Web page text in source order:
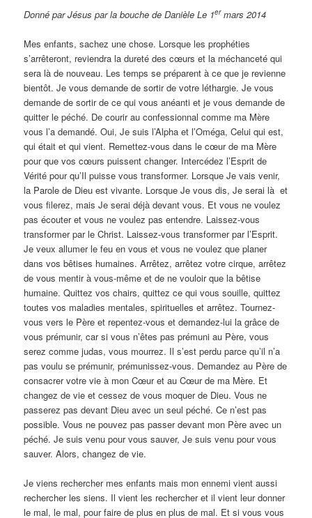
Donné par Jésus par la bouche de Danièle Le 1ermars 2014
Mes enfants, sachez une chose. Lorsque les prophéties
s’arrêteront, reviendra la dureté des cœurs et la méchanceté qui
sera là de nouveau. Les temps se préparent à ce que je revienne
bientôt. Je vous demande de sortir de votre léthargie. Je vous
demande de sortir de ce qui vous anéanti et je vous demande de
quitter le péché. De courir au confessionnal comme ma Mère
vous l’a demandé. Oui, Je suis l’Alpha et l’Oméga, Celui qui est,
qui était et qui vient. Remettez-vous dans le cœur de ma Mère
pour que vos cœurs puissent changer. Intercédez l’Esprit de
Vérité pour qu’Il puisse vous transformer. Lorsque Je vais venir,
la Parole de Dieu est vivante. Lorsque Je vous dis, Je serai là et
vous filerez, mais Je serai déjà devant vous. Et vous ne voulez
pas écouter et vous ne voulez pas entendre. Laissez-vous
transformer par le Christ. Laissez-vous transformer par l’Esprit.
Je veux allumer le feu en vous et vous ne voulez que planer
dans vos bêtises humaines. Arrêtez, arrêtez votre cirque, arrêtez
de vous mentir à vous-même et de ne vouloir que la bêtise
humaine. Quittez vos chairs, quittez ce qui vous souille, quittez
toutes vos maladies mentales, spirituelles et arrêtez. Tournez-
vous vers le Père et repentez-vous et demandez-lui la grâce de
vous prémunir, car si vous n’êtes pas prémuni au Père, vous
serez comme judas, vous mourrez. Il s’est perdu parce qu’il n’a
pas voulu se prémunir, prémunissez-vous. Demandez au Père de
consacrer votre vie à mon Cœur et au Cœur de ma Mère. Et
changez de vie et cessez de vous moquer de Dieu. Vous ne
passerez pas devant Dieu avec un seul péché. Ce n’est pas
possible. Vous ne pouvez pas passer devant mon Père avec un
péché. Je suis venu pour vous sauver, Je suis venu pour vous
sauver. Alors, changez de vie.
Je viens rechercher mes enfants mais mon ennemi vient aussi
rechercher les siens. Il vient les rechercher et il vient leur donner
le mal, le mal, pour faire de plus en plus de mal. Et si vous vous